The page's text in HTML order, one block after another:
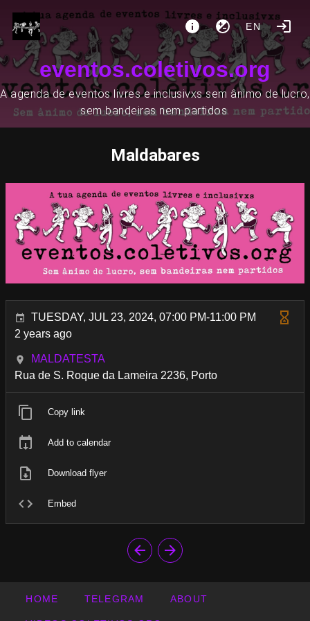
EN
eventos.coletivos.org
A agenda de eventos livres e inclusivxs sem ânimo de lucro,
sem bandeiras nem partidos.
Maldabares
TUESDAY, JUL 23, 2024, 07:00 PM-11:00 PM
2 years ago
MALDATESTA
Rua de S. Roque da Lameira 2236, Porto
Copy link
Add to calendar
Download flyer
Embed
HOME TELEGRAM ABOUT